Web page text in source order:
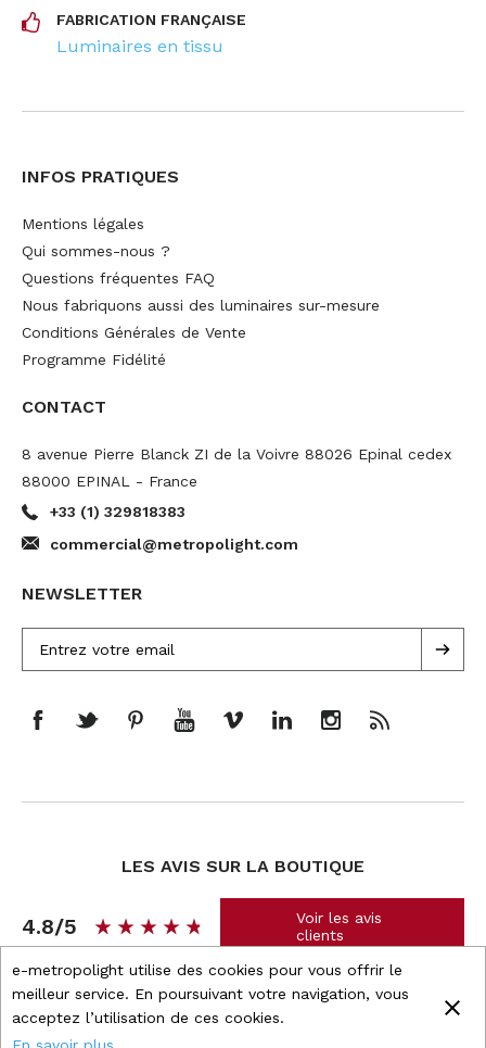
FABRICATION FRANÇAISE
Luminaires en tissu
INFOS PRATIQUES
Mentions légales
Qui sommes-nous ?
Questions fréquentes FAQ
Nous fabriquons aussi des luminaires sur-mesure
Conditions Générales de Vente
Programme Fidélité
CONTACT
8 avenue Pierre Blanck ZI de la Voivre 88026 Epinal cedex
88000 EPINAL - France
+33 (1) 329818383
commercial@metropolight.com
NEWSLETTER
LES AVIS SUR LA BOUTIQUE
4.8/5 star_rate star_rate star_rate star_rate star_rate
star_rate star_rate star_rate star_rate star_rate
Voir les avis
clients
e-metropolight utilise des cookies pour vous offrir le
meilleur service. En poursuivant votre navigation, vous
acceptez l’utilisation de ces cookies.
close